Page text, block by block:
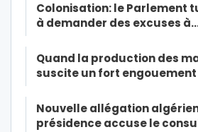
Colonisation: le Parlement
à demander des excuses
Quand la production des
suscite un fort engouement
Nouvelle allégation
présidence accuse le